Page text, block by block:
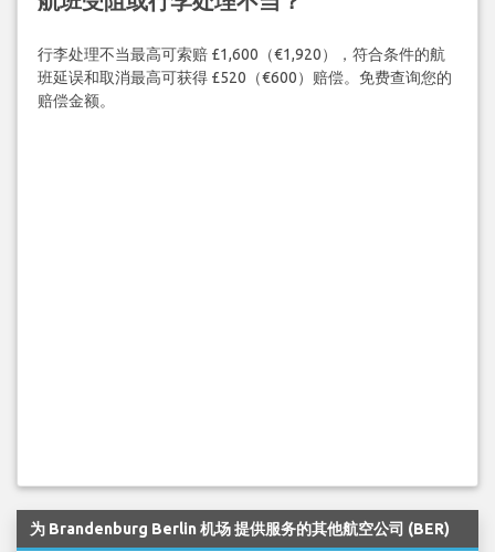
航班受阻或行李处理不当？